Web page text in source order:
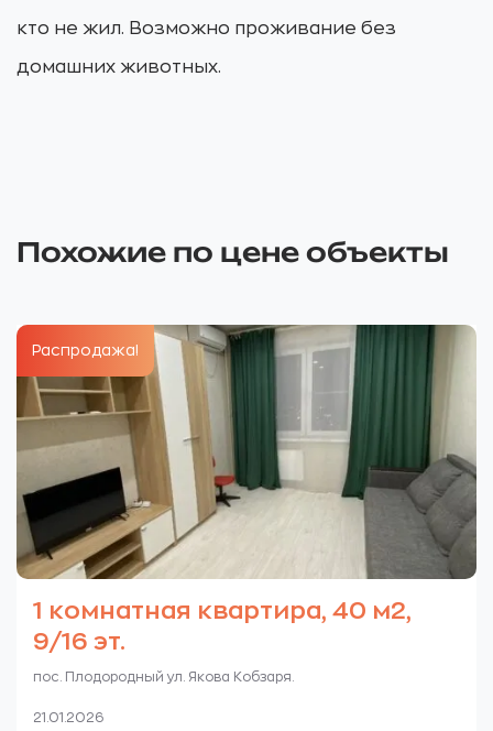
кто не жил. Возможно проживание без
домашних животных.
Похожие по цене объекты
Распродажа!
1 комнатная квартира, 40 м2,
9/16 эт.
пос. Плодородный ул. Якова Кобзаря.
21.01.2026